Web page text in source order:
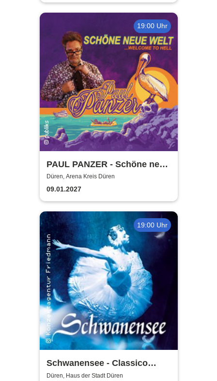
19:00 Uhr
PAUL PANZER - Schöne neue
Welt - welcome to hell
Düren, Arena Kreis Düren
09.01.2027
19:00 Uhr
Schwanensee - Classico
Ballet Napoli
Düren, Haus der Stadt Düren